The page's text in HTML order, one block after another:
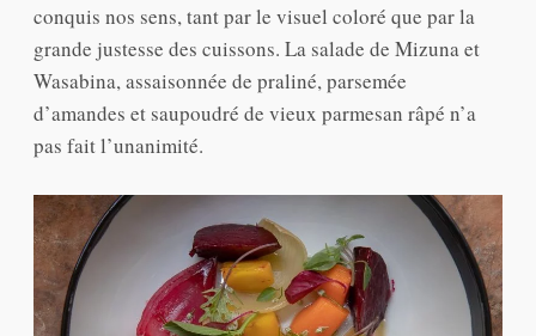
conquis nos sens, tant par le visuel coloré que par la
grande justesse des cuissons. La salade de Mizuna et
Wasabina, assaisonnée de praliné, parsemée
d’amandes et saupoudré de vieux parmesan râpé n’a
pas fait l’unanimité.